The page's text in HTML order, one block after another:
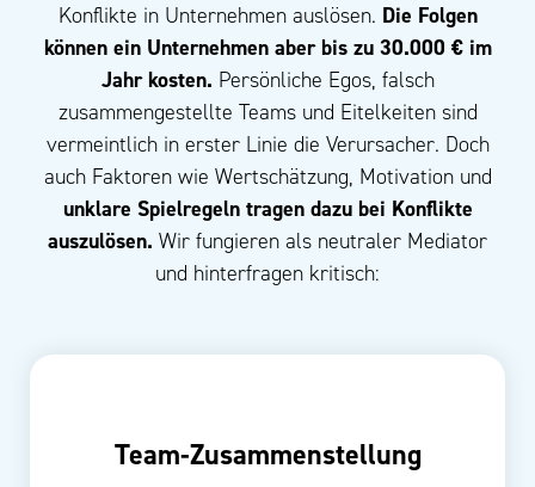
Konflikte in Unternehmen auslösen. Die Folgen
können ein Unternehmen aber bis zu 30.000 € im
Jahr kosten. Persönliche Egos, falsch
zusammengestellte Teams und Eitelkeiten sind
vermeintlich in erster Linie die Verursacher. Doch
auch Faktoren wie Wertschätzung, Motivation und
unklare Spielregeln tragen dazu bei Konflikte
auszulösen. Wir fungieren als neutraler Mediator
und hinterfragen kritisch:
Team-Zusammenstellung